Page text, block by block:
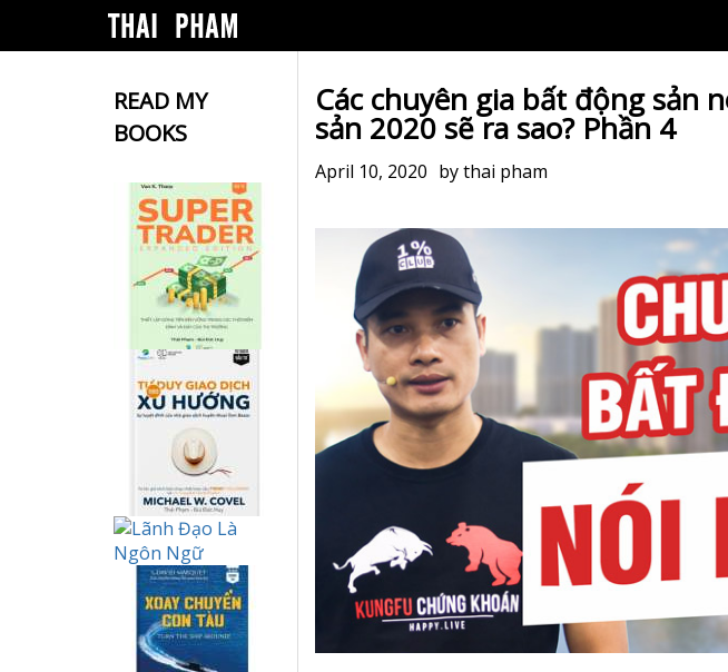
READ MY
BOOKS
Các chuyên gia bất động sản
sản 2020 sẽ ra sao? Phần 4
April 10, 2020 bythai pham